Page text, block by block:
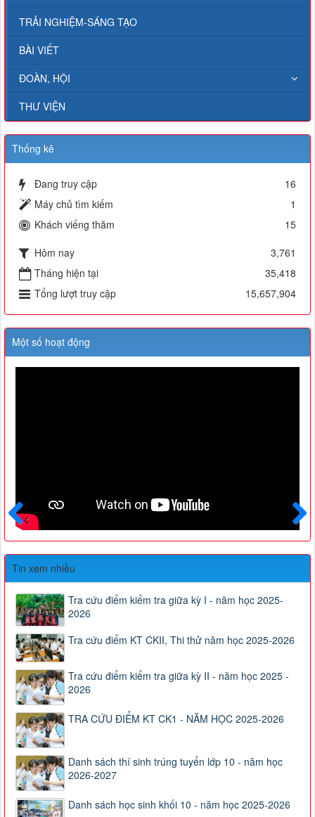
TRẢI NGHIỆM-SÁNG TẠO
BÀI VIẾT
ĐOÀN, HỘI
THƯ VIỆN
Thống kê
Đang truy cập
16
Máy chủ tìm kiếm
1
Khách viếng thăm
15
Hôm nay
3,761
Tháng hiện tại
35,418
Tổng lượt truy cập
15,657,904
Một số hoạt động
Sau
Trước
Tin xem nhiều
Tra cứu điểm kiểm tra giữa kỳ I - năm học 2025-
2026
Tra cứu điểm KT CKII, Thi thử năm học 2025-2026
Tra cứu điểm kiểm tra giữa kỳ II - năm học 2025 -
2026
TRA CỨU ĐIỂM KT CK1 - NĂM HỌC 2025-2026
Danh sách thí sinh trúng tuyển lớp 10 - năm học
2026-2027
Danh sách học sinh khối 10 - năm học 2025-2026